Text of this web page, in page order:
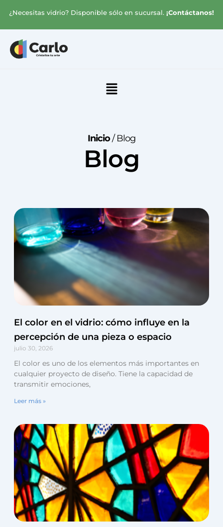
contenido
¿Necesitas vidrio? Disponible sólo en sucursal. ¡Contáctanos!
Menú
Inicio/ Blog
Blog
El color en el vidrio: cómo influye en la
percepción de una pieza o espacio
julio 30, 2026
El color es uno de los elementos más importantes en
cualquier proyecto de diseño. Tiene la capacidad de
transmitir emociones,
Leer más »